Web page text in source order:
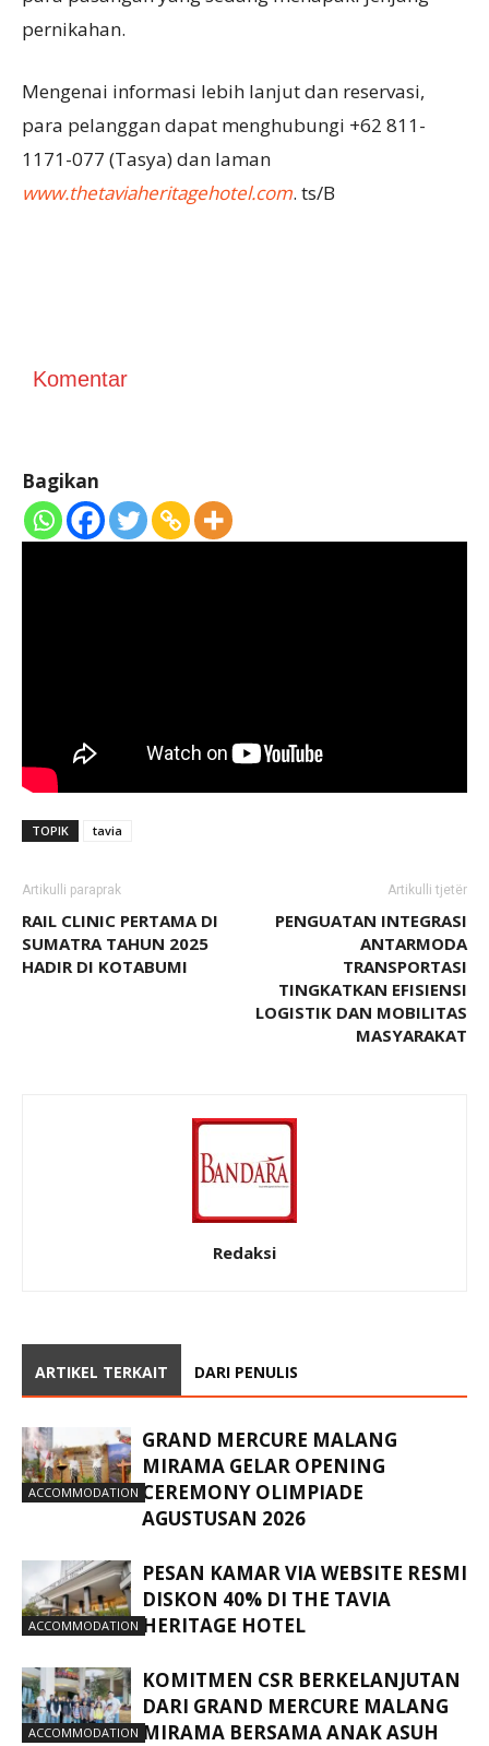
pernikahan.
Mengenai informasi lebih lanjut dan reservasi,
para pelanggan dapat menghubungi +62 811-
1171-077 (Tasya) dan laman
www.thetaviaheritagehotel.com. ts/B
Komentar
Bagikan
TOPIK tavia
Artikulli paraprak
RAIL CLINIC PERTAMA DI
SUMATRA TAHUN 2025
HADIR DI KOTABUMI
Artikulli tjetër
PENGUATAN INTEGRASI
ANTARMODA
TRANSPORTASI
TINGKATKAN EFISIENSI
LOGISTIK DAN MOBILITAS
MASYARAKAT
Redaksi
ARTIKEL TERKAIT DARI PENULIS
ACCOMMODATION
GRAND MERCURE MALANG
MIRAMA GELAR OPENING
CEREMONY OLIMPIADE
AGUSTUSAN 2026
ACCOMMODATION
PESAN KAMAR VIA WEBSITE RESMI
DISKON 40% DI THE TAVIA
HERITAGE HOTEL
ACCOMMODATION
KOMITMEN CSR BERKELANJUTAN
DARI GRAND MERCURE MALANG
MIRAMA BERSAMA ANAK ASUH